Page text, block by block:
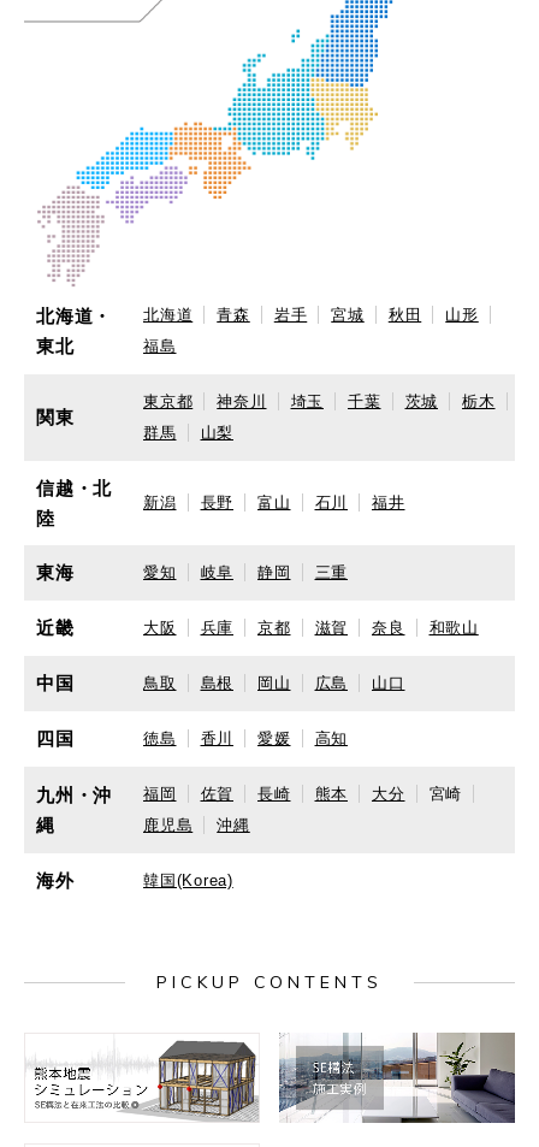
北海道・
東北
北海道 青森 岩手 宮城 秋田
山形
福島
関東
東京都 神奈川 埼玉 千葉 茨城
栃木
群馬
山梨
信越・北
陸
新潟 長野 富山 石川 福井
東海 愛知 岐阜 静岡 三重
近畿 大阪 兵庫 京都 滋賀 奈良 和歌山
中国 鳥取 島根 岡山 広島 山口
四国 徳島 香川 愛媛 高知
九州・沖
縄
福岡 佐賀 長崎 熊本 大分
宮崎
鹿児島
沖縄
海外 韓国(Korea)
PICKUP CONTENTS